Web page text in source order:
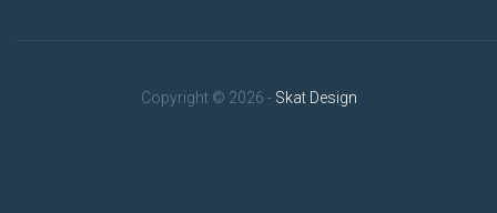
Copyright © 2026 - Skat Design